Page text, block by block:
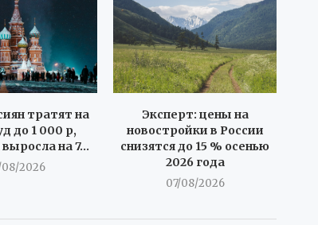
тратят на
до 1 000 р,
на 7...
08/2026
Эксперт: цены на
новостройки в России
снизятся до 15 % осенью
2026 года
07/08/2026